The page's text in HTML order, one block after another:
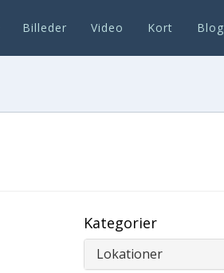
Billeder Video Kort Blog
Kategorier
Lokationer